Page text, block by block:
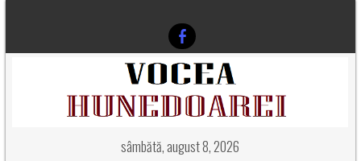
sâmbătă, august 8, 2026